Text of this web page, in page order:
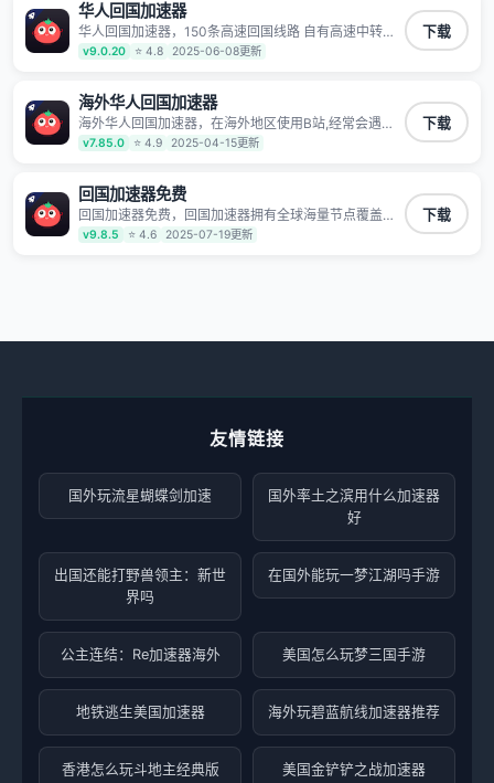
华人回国加速器
华人回国加速器，150条高速回国线路 自有高速中转节
点 无需注册 一键连接 提供高速线路 应用内直达视频音
乐app,快人一步 应用模式 App互不干扰 不间断的隐私保
止第三方对数据进行窃取和监听
v9.0.20 ⭐ 4.8 2025-06-08更新
下载
海外华人回国加速器
海外华人回国加速器，在海外地区使用B站,经常会遇到B
站地区版权限制/网络IP屏蔽,缓冲卡顿等问题,使用我们
的哔哩哔哩专用回国VPN,可加速解决各类网络问题,一键
服7*24小时服务。
v7.85.0 ⭐ 4.9 2025-04-15更新
下载
回国加速器免费
回国加速器免费，回国加速器拥有全球海量节点覆盖，
运营商专线不卡顿超稳定，专为海外华人和留学生打
造，帮助海外华人免除地域限制，随时高速稳定低延迟
v9.8.5 ⭐ 4.6 2025-07-19更新
下载
友情链接
国外玩流星蝴蝶剑加速
国外率土之滨用什么加速器
好
出国还能打野兽领主：新世
界吗
在国外能玩一梦江湖吗手游
公主连结：Re加速器海外 美国怎么玩梦三国手游
地铁逃生美国加速器 海外玩碧蓝航线加速器推荐
香港怎么玩斗地主经典版 美国金铲铲之战加速器